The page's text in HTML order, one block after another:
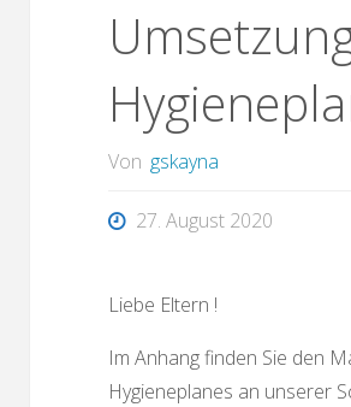
Von gskayna
27. August 2020
Liebe Eltern !
Im Anhang finden Sie den
Hygieneplanes an unserer